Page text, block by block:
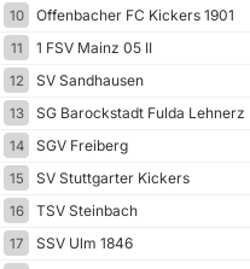
10
Offenbacher FC Kickers 1901
11
1 FSV Mainz 05 II
12
SV Sandhausen
13
SG Barockstadt Fulda Lehnerz
14
SGV Freiberg
15
SV Stuttgarter Kickers
16
TSV Steinbach
17
SSV Ulm 1846